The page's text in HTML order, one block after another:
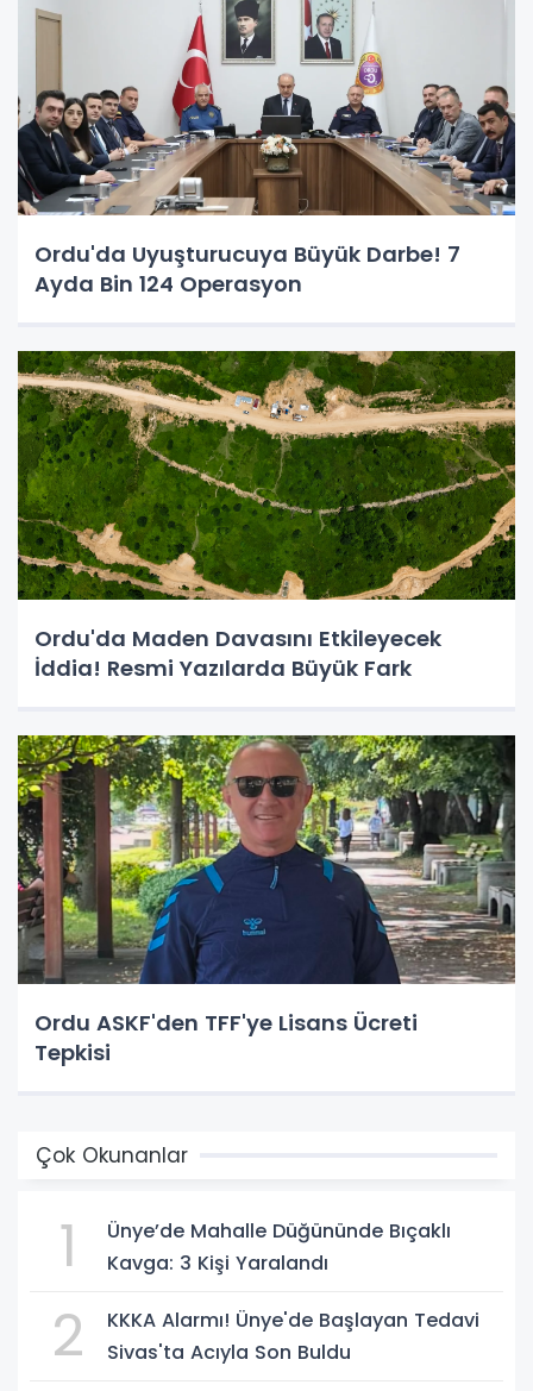
Ordu'da Uyuşturucuya Büyük Darbe! 7
Ayda Bin 124 Operasyon
Ordu'da Maden Davasını Etkileyecek
İddia! Resmi Yazılarda Büyük Fark
Ordu ASKF'den TFF'ye Lisans Ücreti
Tepkisi
Çok Okunanlar
1
Ünye’de Mahalle Düğününde Bıçaklı
Kavga: 3 Kişi Yaralandı
2
KKKA Alarmı! Ünye'de Başlayan Tedavi
Sivas'ta Acıyla Son Buldu